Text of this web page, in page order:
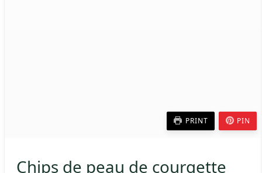
PRINT PIN
Chips de peau de courgette